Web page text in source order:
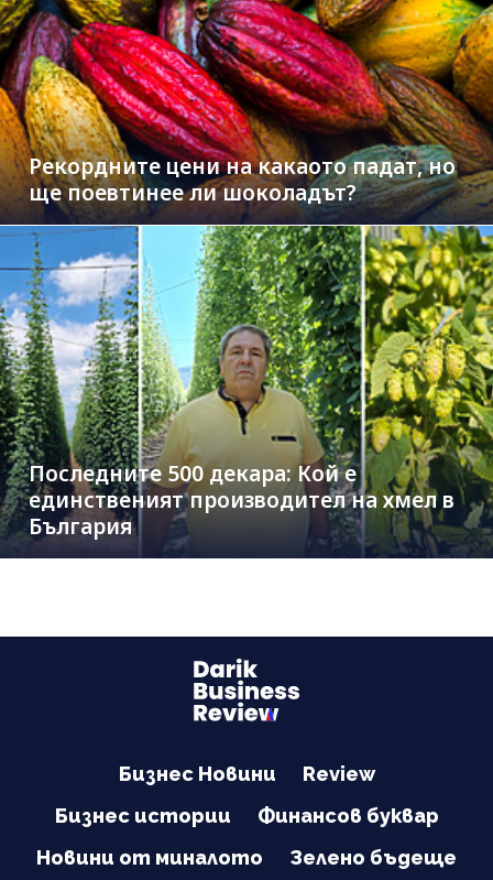
Рекордните цени на какаото падат, но
ще поевтинее ли шоколадът?
Последните 500 декара: Кой е
единственият производител на хмел в
България
Бизнес Новини
Review
Бизнес истории
Финансов буквар
Новини от миналото
Зелено бъдеще